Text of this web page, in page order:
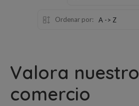
Ordenar por:
Valora nuestro
comercio